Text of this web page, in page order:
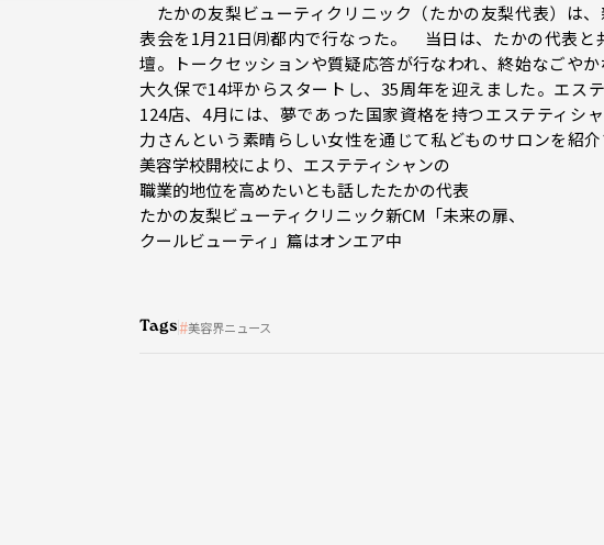
たかの友梨ビューティクリニック（たかの友梨代表）は
表会を1月21日㈪都内で行なった。 当日は、たかの代表と
壇。トークセッションや質疑応答が行なわれ、終始なごや
大久保で14坪からスタートし、35周年を迎えました。エス
124店、4月には、夢であった国家資格を持つエステティシ
力さんという素晴らしい女性を通じて私どものサロンを紹
美容学校開校により、エステティシャンの
職業的地位を高めたいとも話したたかの代表
たかの友梨ビューティクリニック新CM「未来の扉、
クールビューティ」篇はオンエア中
Tags 美容界ニュース